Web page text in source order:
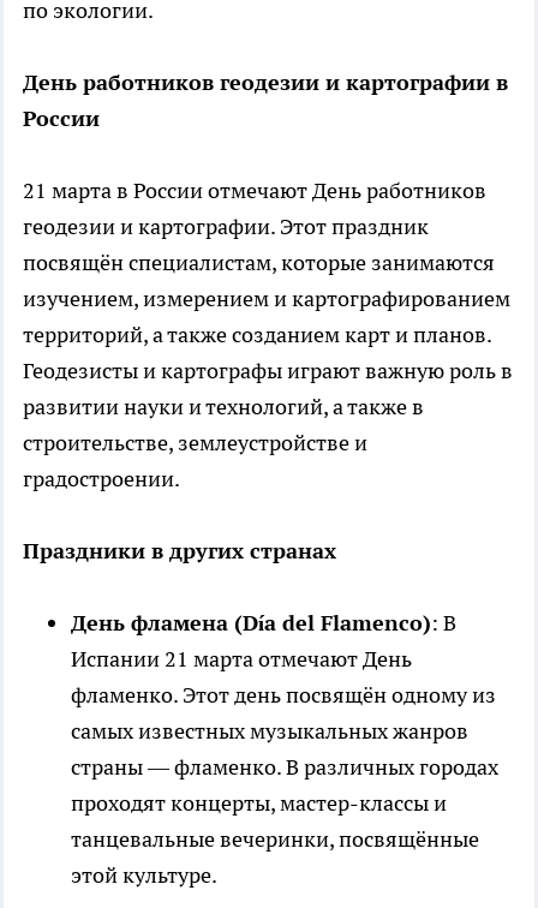
по экологии.
День работников геодезии и картографии в
России
21 марта в России отмечают День работников
геодезии и картографии. Этот праздник
посвящён специалистам, которые занимаются
изучением, измерением и картографированием
территорий, а также созданием карт и планов.
Геодезисты и картографы играют важную роль в
развитии науки и технологий, а также в
строительстве, землеустройстве и
градостроении.
Праздники в других странах
День фламена (Día del Flamenco): В
Испании 21 марта отмечают День
фламенко. Этот день посвящён одному из
самых известных музыкальных жанров
страны — фламенко. В различных городах
проходят концерты, мастер-классы и
танцевальные вечеринки, посвящённые
этой культуре.